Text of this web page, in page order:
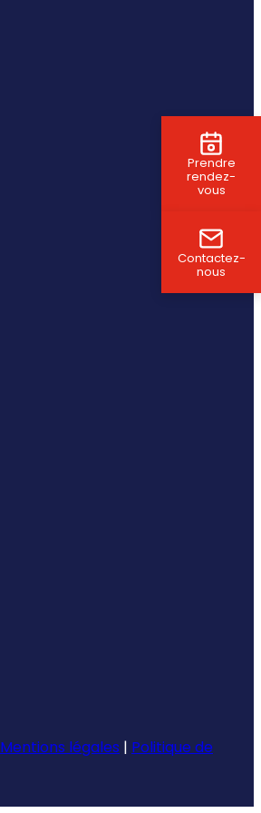
Prendre
rendez-
vous
Contactez-
nous
Mentions légales | Politique de